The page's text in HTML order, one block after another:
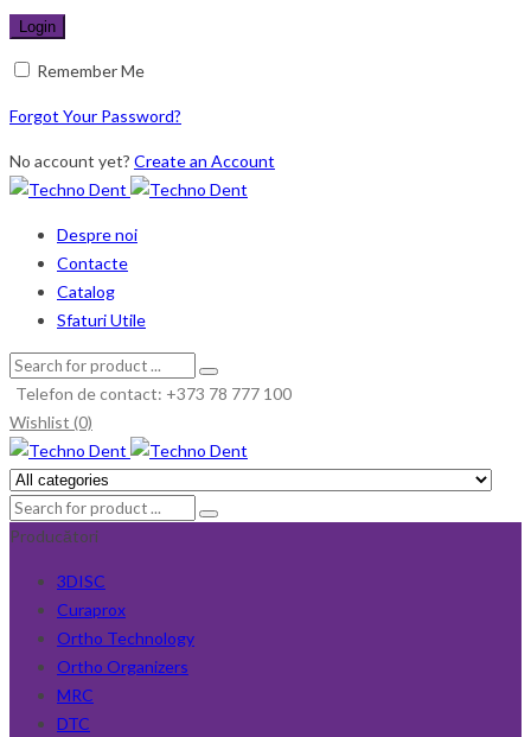
Remember Me
Forgot Your Password?
No account yet? Create an Account
Despre noi
Contacte
Catalog
Sfaturi Utile
Telefon de contact: +373 78 777 100
Wishlist (0)
Producători
3DISC
Curaprox
Ortho Technology
Ortho Organizers
MRC
DTC